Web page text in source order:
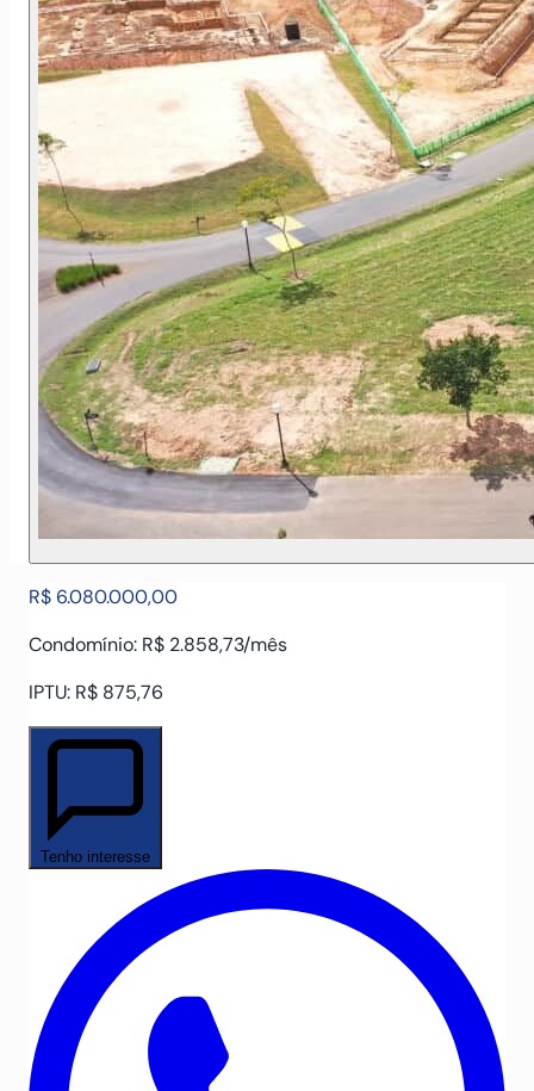
R$ 6.080.000,00
Condomínio: R$ 2.858,73/mês
IPTU: R$ 875,76
Tenho interesse